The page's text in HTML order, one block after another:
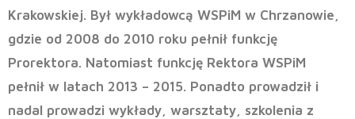
Krakowskiej. Był wykładowcą WSPiM w Chrzanowie,
gdzie od 2008 do 2010 roku pełnił funkcję
Prorektora. Natomiast funkcję Rektora WSPiM
pełnił w latach 2013 – 2015. Ponadto prowadził i
nadal prowadzi wykłady, warsztaty, szkolenia z